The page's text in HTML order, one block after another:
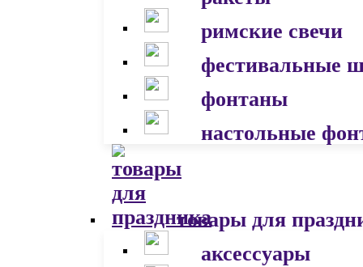
римские свечи
фестивальные
фонтаны
настольные
товары для
аксессуары